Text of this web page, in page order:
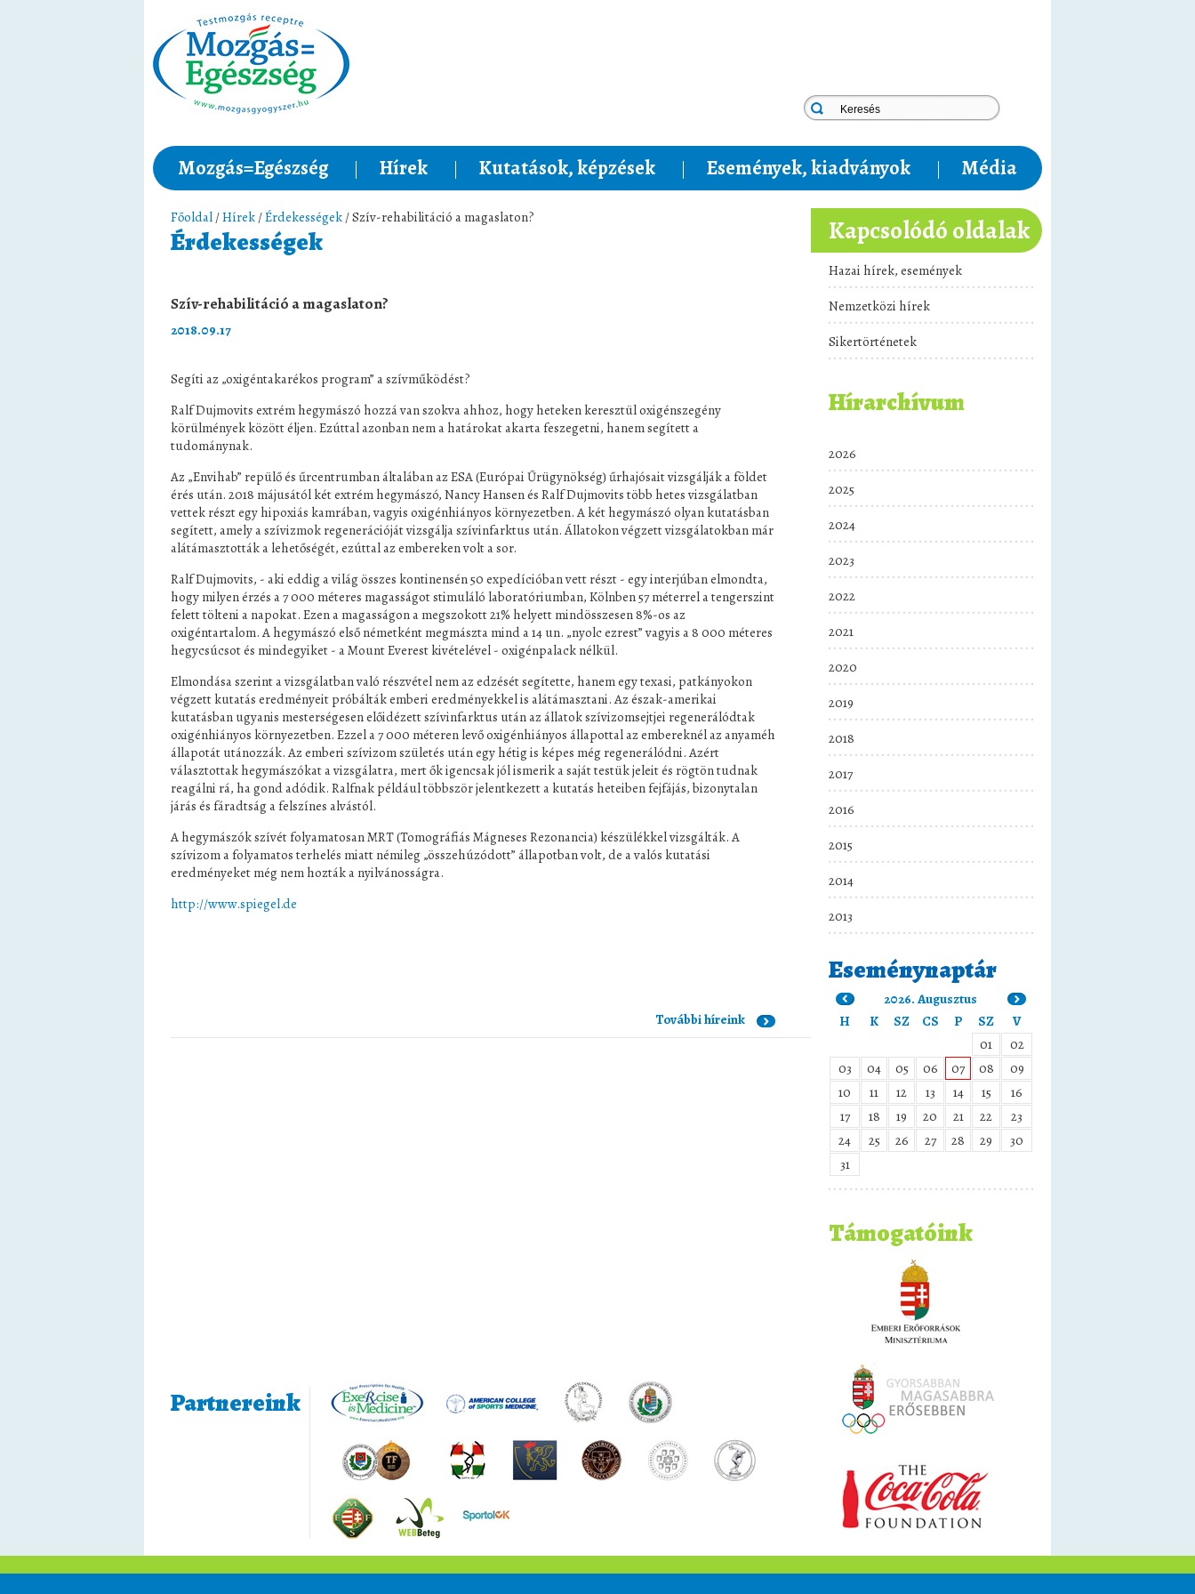
Mozgás=Egészség Hírek Kutatások, képzések Események, kiadványok Média
Főoldal /Hírek /Érdekességek / Szív-rehabilitáció a magaslaton?
Érdekességek
Szív-rehabilitáció a magaslaton?
2018.09.17
Segíti az „oxigéntakarékos program” a szívműködést?
Ralf Dujmovits extrém hegymászó hozzá van szokva ahhoz, hogy heteken keresztül oxigénszegény
körülmények között éljen. Ezúttal azonban nem a határokat akarta feszegetni, hanem segített a
tudománynak.
Az „Envihab” repülő és űrcentrumban általában az ESA (Európai Űrügynökség) űrhajósait vizsgálják a földet
érés után. 2018 májusától két extrém hegymászó, Nancy Hansen és Ralf Dujmovits több hetes vizsgálatban
vettek részt egy hipoxiás kamrában, vagyis oxigénhiányos környezetben. A két hegymászó olyan kutatásban
segített, amely a szívizmok regenerációját vizsgálja szívinfarktus után. Állatokon végzett vizsgálatokban már
alátámasztották a lehetőségét, ezúttal az embereken volt a sor.
Ralf Dujmovits, - aki eddig a világ összes kontinensén 50 expedícióban vett részt - egy interjúban elmondta,
hogy milyen érzés a 7 000 méteres magasságot stimuláló laboratóriumban, Kölnben 57 méterrel a tengerszint
felett tölteni a napokat. Ezen a magasságon a megszokott 21% helyett mindösszesen 8%-os az
oxigéntartalom. A hegymászó első németként megmászta mind a 14 un. „nyolc ezrest” vagyis a 8 000 méteres
hegycsúcsot és mindegyiket - a Mount Everest kivételével - oxigénpalack nélkül.
Elmondása szerint a vizsgálatban való részvétel nem az edzését segítette, hanem egy texasi, patkányokon
végzett kutatás eredményeit próbálták emberi eredményekkel is alátámasztani. Az észak-amerikai
kutatásban ugyanis mesterségesen előidézett szívinfarktus után az állatok szívizomsejtjei regenerálódtak
oxigénhiányos környezetben. Ezzel a 7 000 méteren levő oxigénhiányos állapottal az embereknél az anyaméh
állapotát utánozzák. Az emberi szívizom születés után egy hétig is képes még regenerálódni. Azért
választottak hegymászókat a vizsgálatra, mert ők igencsak jól ismerik a saját testük jeleit és rögtön tudnak
reagálni rá, ha gond adódik. Ralfnak például többször jelentkezett a kutatás heteiben fejfájás, bizonytalan
járás és fáradtság a felszínes alvástól.
A hegymászók szívét folyamatosan MRT (Tomográfiás Mágneses Rezonancia) készülékkel vizsgálták. A
szívizom a folyamatos terhelés miatt némileg „összehúzódott” állapotban volt, de a valós kutatási
eredményeket még nem hozták a nyilvánosságra.
http://www.spiegel.de
További híreink
Kapcsolódó oldalak
Hazai hírek, események
Nemzetközi hírek
Sikertörténetek
Hírarchívum
2026
2025
2024
2023
2022
2021
2020
2019
2018
2017
2016
2015
2014
2013
Eseménynaptár
2026. Augusztus
H
K SZ CS P SZ
V
01
02
03
04 05 06 07 08
09
10
11 12 13 14 15
16
17
18 19 20 21 22
23
24
25 26 27 28 29
30
31
Támogatóink
Partnereink